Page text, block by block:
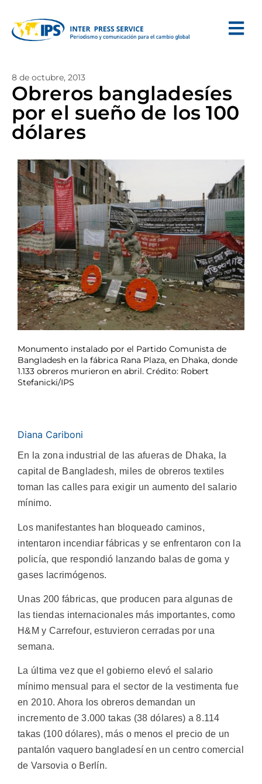
8 de octubre, 2013
Obreros bangladesíes
por el sueño de los 100
dólares
Monumento instalado por el Partido Comunista de
Bangladesh en la fábrica Rana Plaza, en Dhaka, donde
1.133 obreros murieron en abril. Crédito: Robert
Stefanicki/IPS
Diana Cariboni
En la zona industrial de las afueras de Dhaka, la
capital de Bangladesh, miles de obreros textiles
toman las calles para exigir un aumento del salario
mínimo.
Los manifestantes han bloqueado caminos,
intentaron incendiar fábricas y se enfrentaron con la
policía, que respondió lanzando balas de goma y
gases lacrimógenos.
Unas 200 fábricas, que producen para algunas de
las tiendas internacionales más importantes, como
H&M y Carrefour, estuvieron cerradas por una
semana.
La última vez que el gobierno elevó el salario
mínimo mensual para el sector de la vestimenta fue
en 2010. Ahora los obreros demandan un
incremento de 3.000 takas (38 dólares) a 8.114
takas (100 dólares), más o menos el precio de un
pantalón vaquero bangladesí en un centro comercial
de Varsovia o Berlín.